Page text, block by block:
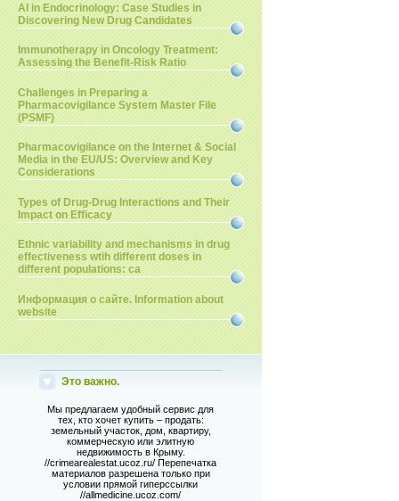
AI in Endocrinology: Case Studies in
Discovering New Drug Candidates
Immunotherapy in Oncology Treatment:
Assessing the Benefit-Risk Ratio
Challenges in Preparing a
Pharmacovigilance System Master File
(PSMF)
Pharmacovigilance on the Internet & Social
Media in the EU/US: Overview and Key
Considerations
Types of Drug-Drug Interactions and Their
Impact on Efficacy
Ethnic variability and mechanisms in drug
effectiveness wtih different doses in
different populations: ca
Информация о сайте. Information about
website
Это важно.
Мы предлагаем удобный сервис для
тех, кто хочет купить – продать:
земельный участок, дом, квартиру,
коммерческую или элитную
недвижимость в Крыму.
//crimearealestat.ucoz.ru/ Перепечатка
материалов разрешена только при
условии прямой гиперссылки
//allmedicine.ucoz.com/